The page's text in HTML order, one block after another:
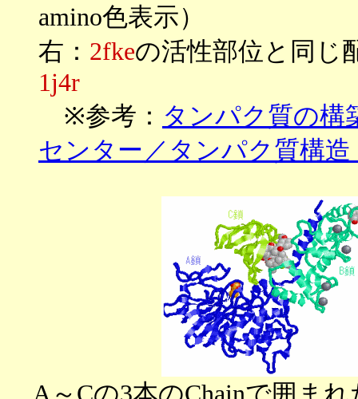
amino色表示）
右： 2fkeの活性部位と同じ
1j4r
※参考： タンパク質の構
センター／タンパク質構